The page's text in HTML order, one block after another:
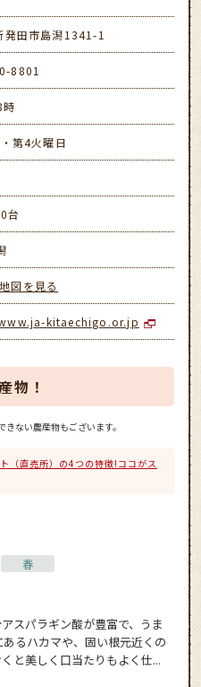
発田市島潟1341-1
8801
第4火曜日
台
図を見る
kitaechigo.or.jp
物！
ない農産物もございます。
（直売所）の4つの特徴!ココがス
春
スパラギン酸が豊富で、うま
るハカマや、固い根元近くの
と美しく口当たりもよく仕...